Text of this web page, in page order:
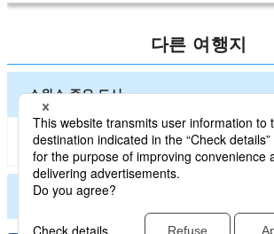
다른 여행지
스위스 주요 도시
취리히제네바바젤
스위스 기타 도시